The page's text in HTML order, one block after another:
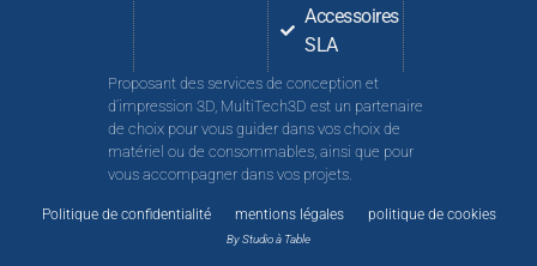
Accessoires
SLA
Proposant des services de conception et
d’impression 3D, MultiTech3D est un partenaire
de choix pour vous guider dans vos choix de
matériel ou de consommables, ainsi que pour
vous accompagner dans vos projets.
Politique de confidentialité mentions légales politique de cookies
By Studio à Table